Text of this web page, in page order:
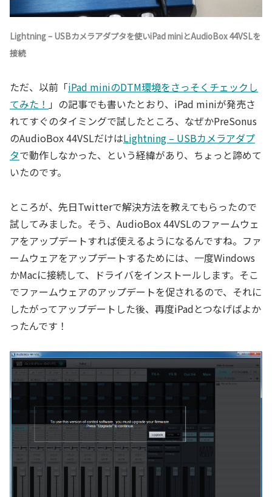
Lightning – USBカメラアダプタを使いiPad miniとAudioBox 44VSLを
接続
ただ、以前「iPad miniのDTM環境をさっそくチェックし
てみた！ 」の記事でも書いたとおり、iPad miniが発売さ
れてすぐのタイミングで試したところ、なぜかPreSonus
のAudioBox 44VSLだけはLightning – USBカメラアダプ
タで動作しなかった、という経緯があり、ちょっと諦めて
いたのです。
ところが、先日Twitterで解決方法を教えてもらったので
試してみました。そう、AudioBox 44VSLのファームウェ
アをアップデートすれば使えるようになるんですね。ファ
ームウェアをアップデートするためには、一度Windows
かMacに接続して、ドライバをインストールします。そこ
でファームウェアのアップデートを促されるので、それに
したがってアップデートした後、再度iPadとつなげばよか
ったんです！